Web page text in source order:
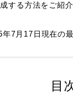
する方法をご紹
7月17日現在の
目